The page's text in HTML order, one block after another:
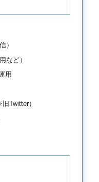
）
など）
用
Twitter）